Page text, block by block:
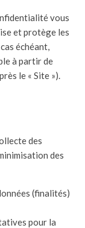
vous
et protège les
échéant,
à partir de
le « Site »).
des
des
(finalités)
pour la